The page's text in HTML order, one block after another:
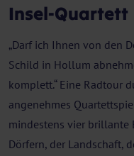
Insel-Quartett
„Darf ich Ihnen von den
Schild in Hollum
komplett.“ Eine Radtour
angenehmes
mindestens vier brillante
Dörfern, der Landschaft,